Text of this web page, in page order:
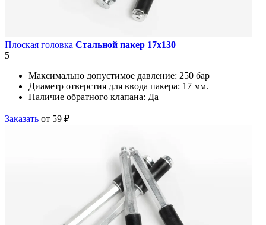
Плоская головка Стальной пакер 17х130
5
Максимально допустимое давление: 250 бар
Диаметр отверстия для ввода пакера: 17 мм.
Наличие обратного клапана: Да
Заказать от 59 ₽